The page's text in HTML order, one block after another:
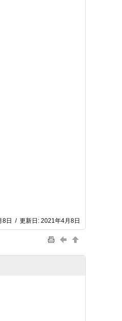
8日 / 更新日: 2021年4月8日